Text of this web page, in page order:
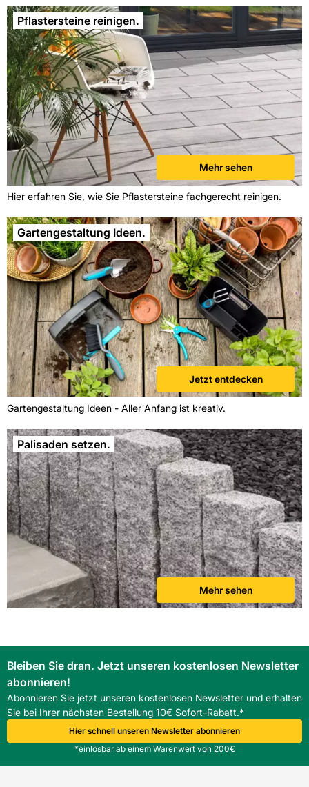
Pflastersteine reinigen.
Mehr sehen
Hier erfahren Sie, wie Sie Pflastersteine fachgerecht reinigen.
Gartengestaltung Ideen.
Jetzt entdecken
Gartengestaltung Ideen - Aller Anfang ist kreativ.
Palisaden setzen.
Mehr sehen
Bleiben Sie dran. Jetzt unseren kostenlosen Newsletter
abonnieren!
Abonnieren Sie jetzt unseren kostenlosen Newsletter und erhalten
Sie bei Ihrer nächsten Bestellung 10€ Sofort-Rabatt.*
Hier schnell unseren Newsletter abonnieren
*einlösbar ab einem Warenwert von 200€